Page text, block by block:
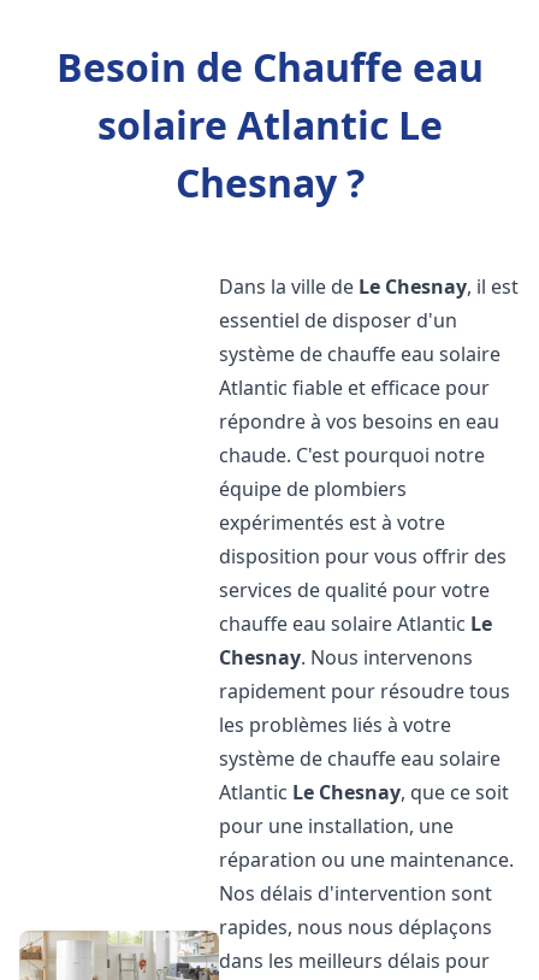
Besoin de Chauffe eau
solaire Atlantic Le
Chesnay ?
Dans la ville de Le Chesnay, il est
essentiel de disposer d'un
système de chauffe eau solaire
Atlantic fiable et efficace pour
répondre à vos besoins en eau
chaude. C'est pourquoi notre
équipe de plombiers
expérimentés est à votre
disposition pour vous offrir des
services de qualité pour votre
chauffe eau solaire Atlantic Le
Chesnay. Nous intervenons
rapidement pour résoudre tous
les problèmes liés à votre
système de chauffe eau solaire
Atlantic Le Chesnay, que ce soit
pour une installation, une
réparation ou une maintenance.
Nos délais d'intervention sont
rapides, nous nous déplaçons
dans les meilleurs délais pour